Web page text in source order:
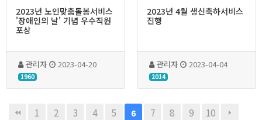
2023년 노인맞춤돌봄서비스
'장애인의 날' 기념 우수직원
포상
관리자 2023-04-20
1960
2023년 4월 생신축하서비스
진행
관리자 2023-04-04
2014
1 2 3 4 5 6 7 8 9 10